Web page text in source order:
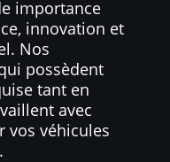
importance
innovation et
Nos
possèdent
tant en
avec
vos véhicules